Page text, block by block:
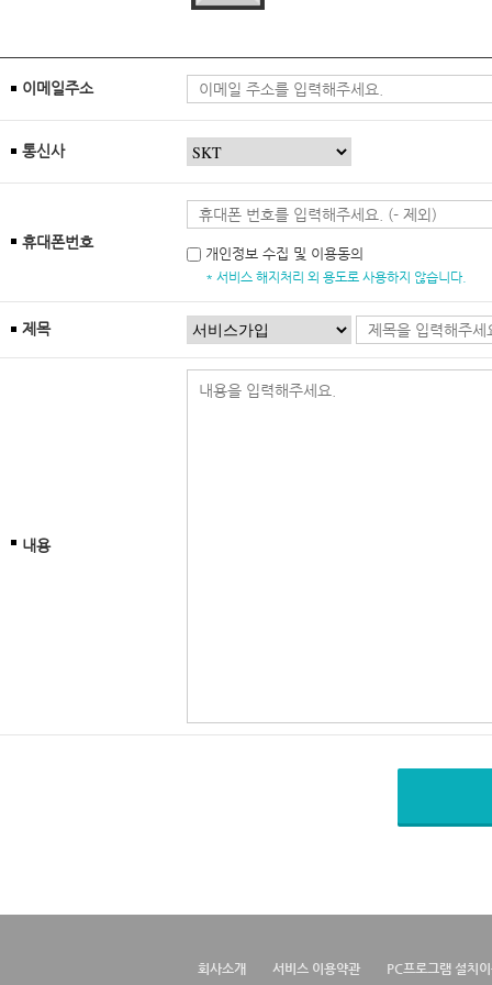
이메일주소
통신사
휴대폰번호
개인정보 수집 및 이용동의
* 서비스 해지처리 외 용도로 사용하지 않습니다.
제목
내용
회사소개 서비스 이용약관 PC프로그램 설치